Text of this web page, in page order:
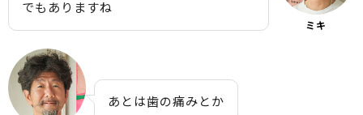
でもありますね
ミキ
あとは歯の痛みとか